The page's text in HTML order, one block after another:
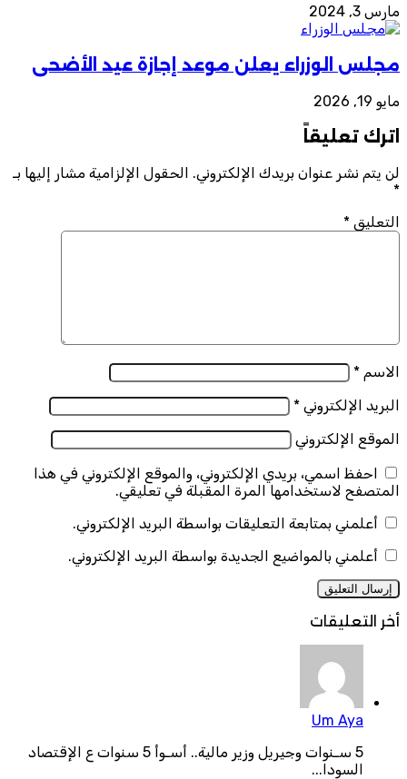
مارس 3, 2024
مجلس الوزراء يعلن موعد إجازة عيد الأضحى
مايو 19, 2026
اترك تعليقاً
لن يتم نشر عنوان بريدك الإلكتروني. الحقول الإلزامية مشار إليها بـ
*
التعليق *
الاسم *
البريد الإلكتروني *
الموقع الإلكتروني
احفظ اسمي، بريدي الإلكتروني، والموقع الإلكتروني في هذا
المتصفح لاستخدامها المرة المقبلة في تعليقي.
أعلمني بمتابعة التعليقات بواسطة البريد الإلكتروني.
أعلمني بالمواضيع الجديدة بواسطة البريد الإلكتروني.
أخر التعليقات
Um Aya
5 سـنوات وجيريل وزير مالية.. أسـوأ 5 سنوات ع الإقتصاد
السودا...